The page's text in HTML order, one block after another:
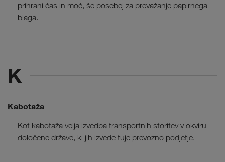
prihrani čas in moč, še posebej za prevažanje papirnega
blaga.
K
Kabotaža
Kot kabotaža velja izvedba transportnih storitev v okviru
določene države, ki jih izvede tuje prevozno podjetje.